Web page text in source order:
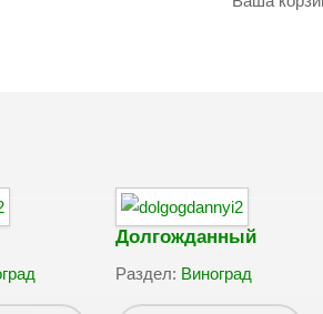
Долгожданный
Раздел: Виноград